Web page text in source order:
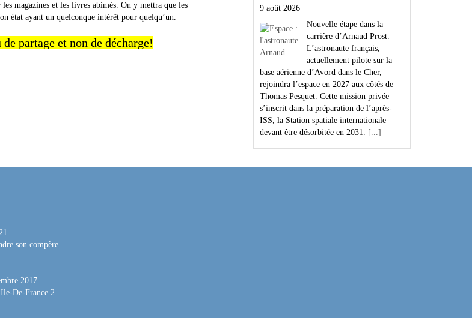
magazines et les livres abimés. On y mettra que les
état ayant un quelconque intérêt pour quelqu’un.
de partage et non de décharge!
9 août 2026
Nouvelle étape dans la
carrière d’Arnaud Prost.
L’astronaute français,
actuellement pilote sur la
base aérienne d’Avord dans le Cher,
rejoindra l’espace en 2027 aux côtés de
Thomas Pesquet. Cette mission privée
s’inscrit dans la préparation de l’après-
ISS, la Station spatiale internationale
devant être désorbitée en 2031.
[...]
son compère
2017
De-France 2